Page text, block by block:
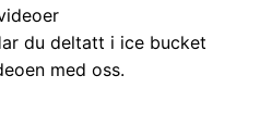
du deltatt i ice bucket
med oss.